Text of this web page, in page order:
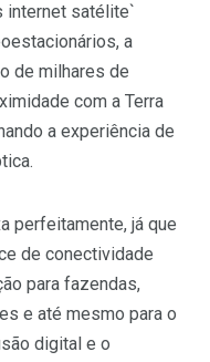
internet satélite`
a
de milhares de
com a Terra
a experiência de
perfeitamente, já que
de conectividade
para fazendas,
e até mesmo para o
digital e o